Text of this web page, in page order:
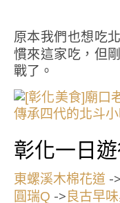
原本我們也想吃
慣來這家吃，但
戰了。
彰化一日遊
東螺溪木棉花道 ->
圓瑞Q -> 良古早